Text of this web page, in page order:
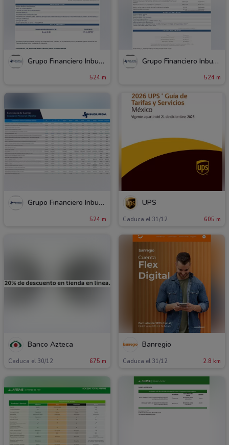
Grupo Financiero Inbursa
524 m
Grupo Financiero Inbursa
524 m
Grupo Financiero Inbursa
524 m
UPS
Caduca el 31/12 605 m
Banco Azteca
Caduca el 30/12 675 m
Banregio
Caduca el 31/12 2.8 km